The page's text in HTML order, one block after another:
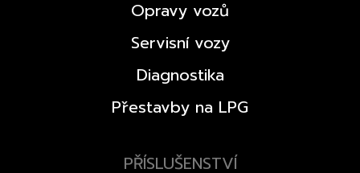
Opravy vozů
Servisní vozy
Diagnostika
Přestavby na LPG
PŘÍSLUŠENSTVÍ